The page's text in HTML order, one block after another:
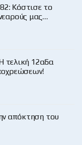
Κόστισε το
μας…
τελική 12αδα
απόκτηση του